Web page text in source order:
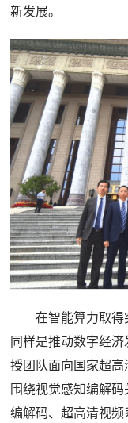
新发展。
在智能算力取
同样是推动数字经
授团队面向国家超高
围绕视觉感知编解
编解码、超高清视